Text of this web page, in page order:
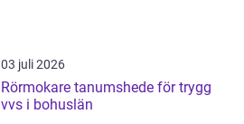
03 juli 2026
Rörmokare tanumshede för trygg
vvs i bohuslän